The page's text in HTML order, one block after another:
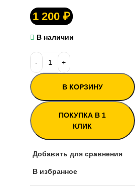
1 200 ₽
В наличии
В КОРЗИНУ
ПОКУПКА В 1
КЛИК
Добавить для сравнения
В избранное